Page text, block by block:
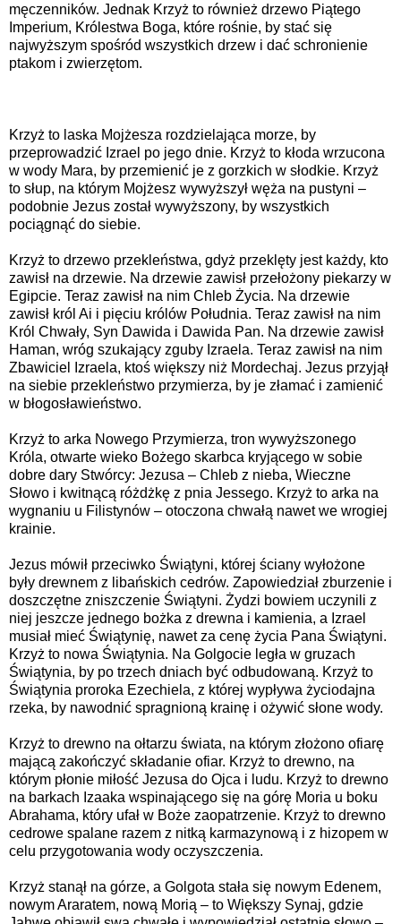
męczenników. Jednak Krzyż to również drzewo Piątego
Imperium, Królestwa Boga, które rośnie, by stać się
najwyższym spośród wszystkich drzew i dać schronienie
ptakom i zwierzętom.
Krzyż to laska Mojżesza rozdzielająca morze, by
przeprowadzić Izrael po jego dnie. Krzyż to kłoda wrzucona
w wody Mara, by przemienić je z gorzkich w słodkie. Krzyż
to słup, na którym Mojżesz wywyższył węża na pustyni –
podobnie Jezus został wywyższony, by wszystkich
pociągnąć do siebie.
Krzyż to drzewo przekleństwa, gdyż przeklęty jest każdy, kto
zawisł na drzewie. Na drzewie zawisł przełożony piekarzy w
Egipcie. Teraz zawisł na nim Chleb Życia. Na drzewie
zawisł król Ai i pięciu królów Południa. Teraz zawisł na nim
Król Chwały, Syn Dawida i Dawida Pan. Na drzewie zawisł
Haman, wróg szukający zguby Izraela. Teraz zawisł na nim
Zbawiciel Izraela, ktoś większy niż Mordechaj. Jezus przyjął
na siebie przekleństwo przymierza, by je złamać i zamienić
w błogosławieństwo.
Krzyż to arka Nowego Przymierza, tron wywyższonego
Króla, otwarte wieko Bożego skarbca kryjącego w sobie
dobre dary Stwórcy: Jezusa – Chleb z nieba, Wieczne
Słowo i kwitnącą różdżkę z pnia Jessego. Krzyż to arka na
wygnaniu u Filistynów – otoczona chwałą nawet we wrogiej
krainie.
Jezus mówił przeciwko Świątyni, której ściany wyłożone
były drewnem z libańskich cedrów. Zapowiedział zburzenie i
doszczętne zniszczenie Świątyni. Żydzi bowiem uczynili z
niej jeszcze jednego bożka z drewna i kamienia, a Izrael
musiał mieć Świątynię, nawet za cenę życia Pana Świątyni.
Krzyż to nowa Świątynia. Na Golgocie legła w gruzach
Świątynia, by po trzech dniach być odbudowaną. Krzyż to
Świątynia proroka Ezechiela, z której wypływa życiodajna
rzeka, by nawodnić spragnioną krainę i ożywić słone wody.
Krzyż to drewno na ołtarzu świata, na którym złożono ofiarę
mającą zakończyć składanie ofiar. Krzyż to drewno, na
którym płonie miłość Jezusa do Ojca i ludu. Krzyż to drewno
na barkach Izaaka wspinającego się na górę Moria u boku
Abrahama, który ufał w Boże zaopatrzenie. Krzyż to drewno
cedrowe spalane razem z nitką karmazynową i z hizopem w
celu przygotowania wody oczyszczenia.
Krzyż stanął na górze, a Golgota stała się nowym Edenem,
nowym Araratem, nową Morią – to Większy Synaj, gdzie